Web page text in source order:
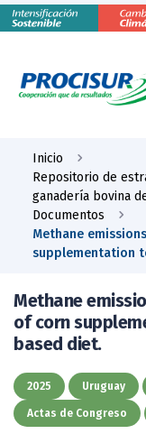
Inicio
Repositorio de
ganadería bovina
Documentos
Methane
supplementation
Methane
of corn
based diet.
2025 Uruguay
Actas de Congreso